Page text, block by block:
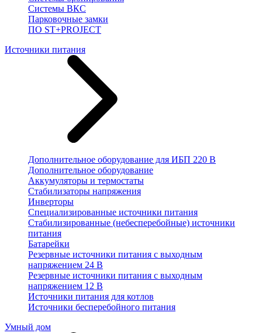
Системы ВКС
Парковочные замки
ПО ST+PROJECT
Источники питания
Дополнительное оборудование для ИБП 220 В
Дополнительное оборудование
Аккумуляторы и термостаты
Стабилизаторы напряжения
Инверторы
Специализированные источники питания
Стабилизированные (небесперебойные) источники
питания
Батарейки
Резервные источники питания с выходным
напряжением 24 В
Резервные источники питания с выходным
напряжением 12 В
Источники питания для котлов
Источники бесперебойного питания
Умный дом